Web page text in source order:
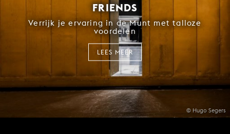
© Hugo Segers
FRIENDS
Verrijk je ervaring in de Munt met talloze
voordelen
LEES MEER